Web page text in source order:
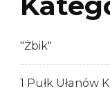
"Żbik"
1 Pułk Ułanów